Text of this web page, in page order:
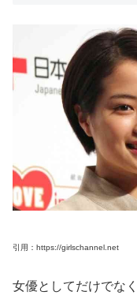
引用：https://girlschannel.net
女優としてだけでな